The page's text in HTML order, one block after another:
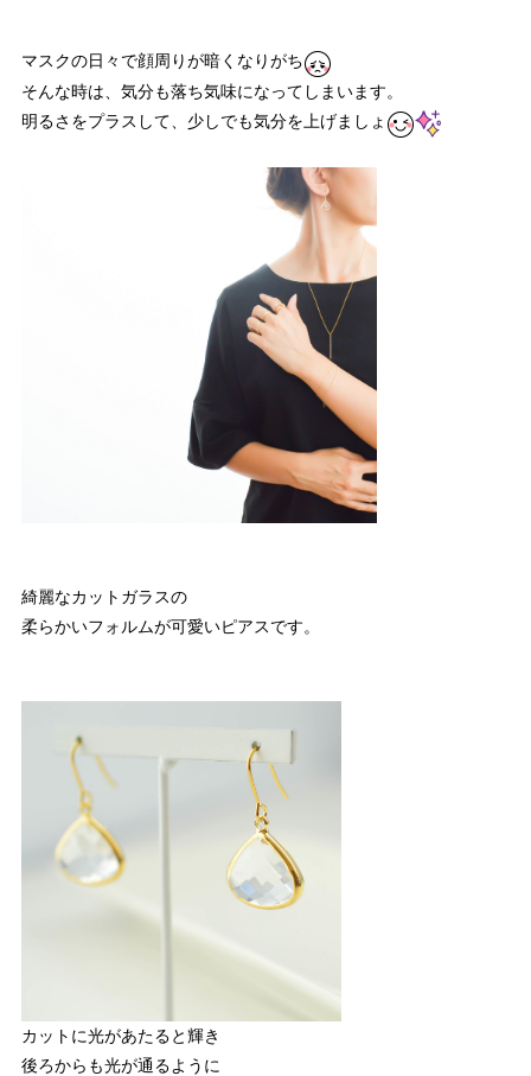
マスクの日々で顔周りが暗くなりがち
そんな時は、気分も落ち気味になってしまいます。
明るさをプラスして、少しでも気分を上げましょ
綺麗なカットガラスの
柔らかいフォルムが可愛いピアスです。
カットに光があたると輝き
後ろからも光が通るように